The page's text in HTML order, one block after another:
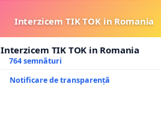
Interzicem TIK TOK in Romania
Interzicem TIK TOK in Romania
764 semnături
Notificare de transparență